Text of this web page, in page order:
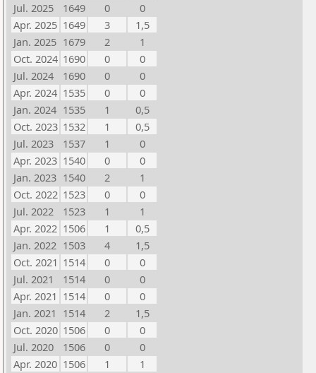
Jul. 2025
1649 0
0
Apr. 2025 1649 3
1,5
Jan. 2025 1679 2
1
Oct. 2024 1690 0
0
Jul. 2024
1690 0
0
Apr. 2024 1535 0
0
Jan. 2024 1535 1
0,5
Oct. 2023 1532 1
0,5
Jul. 2023
1537 1
0
Apr. 2023 1540 0
0
Jan. 2023 1540 2
1
Oct. 2022 1523 0
0
Jul. 2022
1523 1
1
Apr. 2022 1506 1
0,5
Jan. 2022 1503 4
1,5
Oct. 2021 1514 0
0
Jul. 2021
1514 0
0
Apr. 2021 1514 0
0
Jan. 2021 1514 2
1,5
Oct. 2020 1506 0
0
Jul. 2020
1506 0
0
Apr. 2020 1506 1
1